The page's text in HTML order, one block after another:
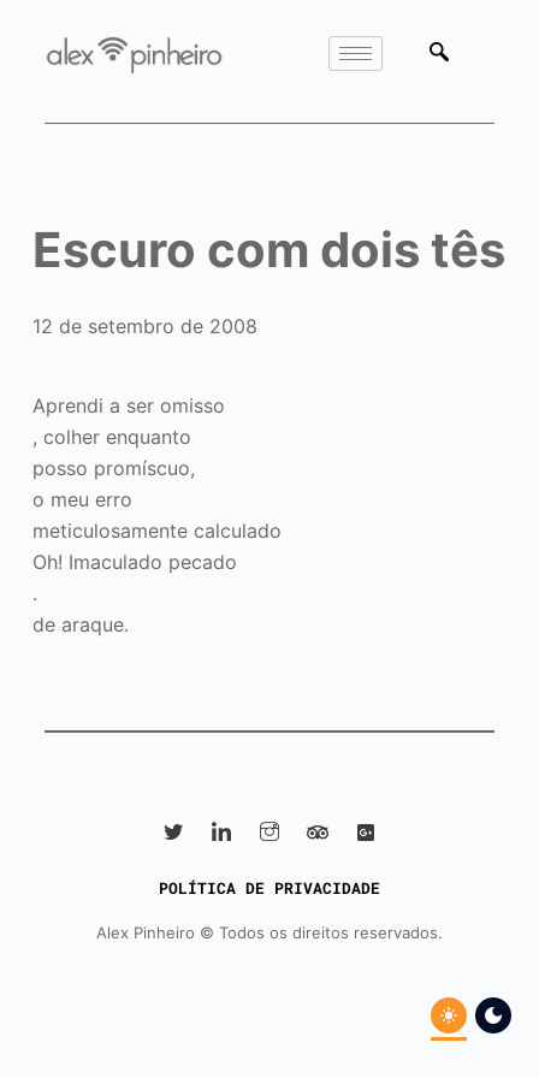
Escuro com dois tês
12 de setembro de 2008
Aprendi a ser omisso
, colher enquanto
posso promíscuo,
o meu erro
meticulosamente calculado
Oh! Imaculado pecado
.
de araque.
POLÍTICA DE PRIVACIDADE
Alex Pinheiro © Todos os direitos reservados.